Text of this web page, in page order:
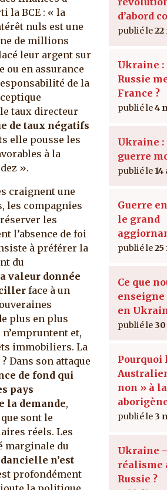
la BCE : « la
nuls est une
de millions
leur argent sur
ou en assurance
de la
taux directeur
de taux négatifs
elle pousse les
à la
».
craignent une
les compagnies
les
l’absence de foi
à préférer la
du
valeur donnée
face à un
plus en plus
et,
immobiliers. La
Dans son attaque
de fond qui
pays
la demande,
sont le
réels. Les
marginale du
n’est
profondément
d’abord
22
Ukraine :
Russie
France ?
4
Ukraine :
guerre
14
Guerre
le grand
25
Ce que
en
Pourquoi
non » à
3
Ukraine
réalisme
Russie ?